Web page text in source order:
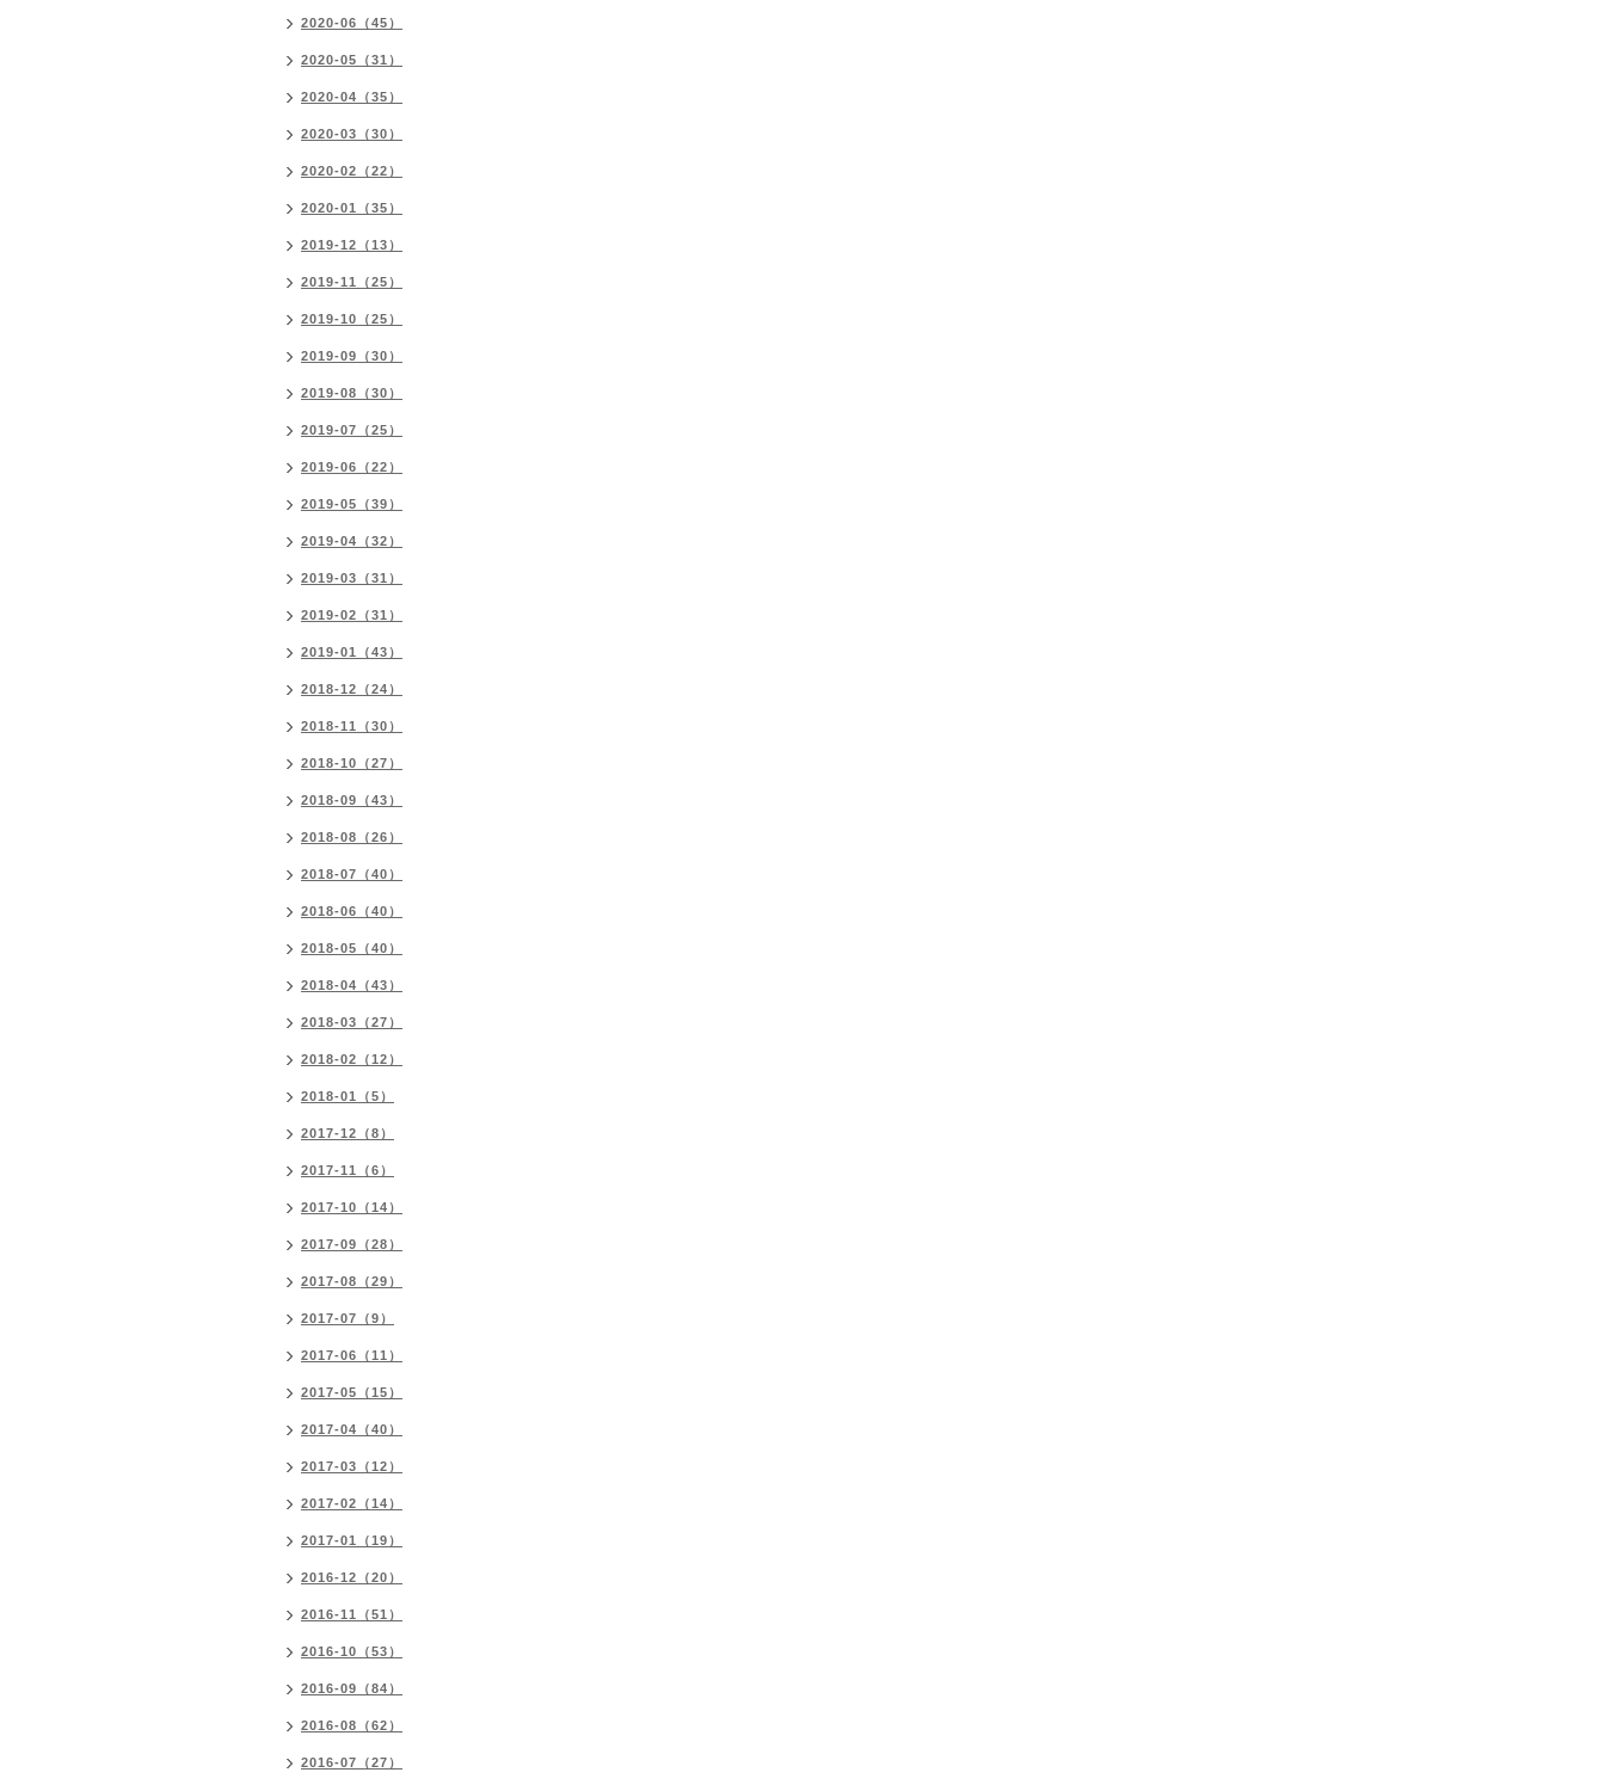
2020-06（45）
2020-05（31）
2020-04（35）
2020-03（30）
2020-02（22）
2020-01（35）
2019-12（13）
2019-11（25）
2019-10（25）
2019-09（30）
2019-08（30）
2019-07（25）
2019-06（22）
2019-05（39）
2019-04（32）
2019-03（31）
2019-02（31）
2019-01（43）
2018-12（24）
2018-11（30）
2018-10（27）
2018-09（43）
2018-08（26）
2018-07（40）
2018-06（40）
2018-05（40）
2018-04（43）
2018-03（27）
2018-02（12）
2018-01（5）
2017-12（8）
2017-11（6）
2017-10（14）
2017-09（28）
2017-08（29）
2017-07（9）
2017-06（11）
2017-05（15）
2017-04（40）
2017-03（12）
2017-02（14）
2017-01（19）
2016-12（20）
2016-11（51）
2016-10（53）
2016-09（84）
2016-08（62）
2016-07（27）